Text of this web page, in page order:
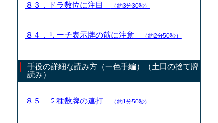
８３．ドラ数位に注目 （約3分30秒）
８４．リーチ表示牌の筋に注意 （約2分50秒）
手役の詳細な読み方（一色手編）（土田の捨て牌
読み）
８５．２種数牌の連打 （約1分50秒）